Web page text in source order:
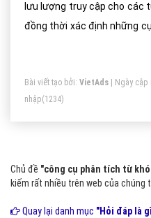
lưu lượng truy cập cho các
đồng thời xác định những
Bài viết tạo bởi: VietAds | Ngày cập
nhập(1234)
Chủ đề "công cụ phân tích từ
kiếm rất nhiều trên web của chúng
Quay lại danh mục "Hỏi đáp là